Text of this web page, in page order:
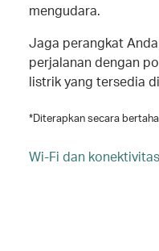
mengudara.
Jaga perangkat
perjalanan dengan
listrik yang tersedia
*Diterapkan secara
Wi-Fi dan